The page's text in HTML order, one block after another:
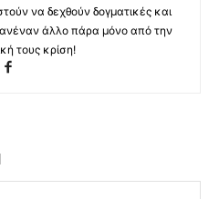
να δεχθούν δογματικές και
άλλο πάρα μόνο από την
τους κρίση!